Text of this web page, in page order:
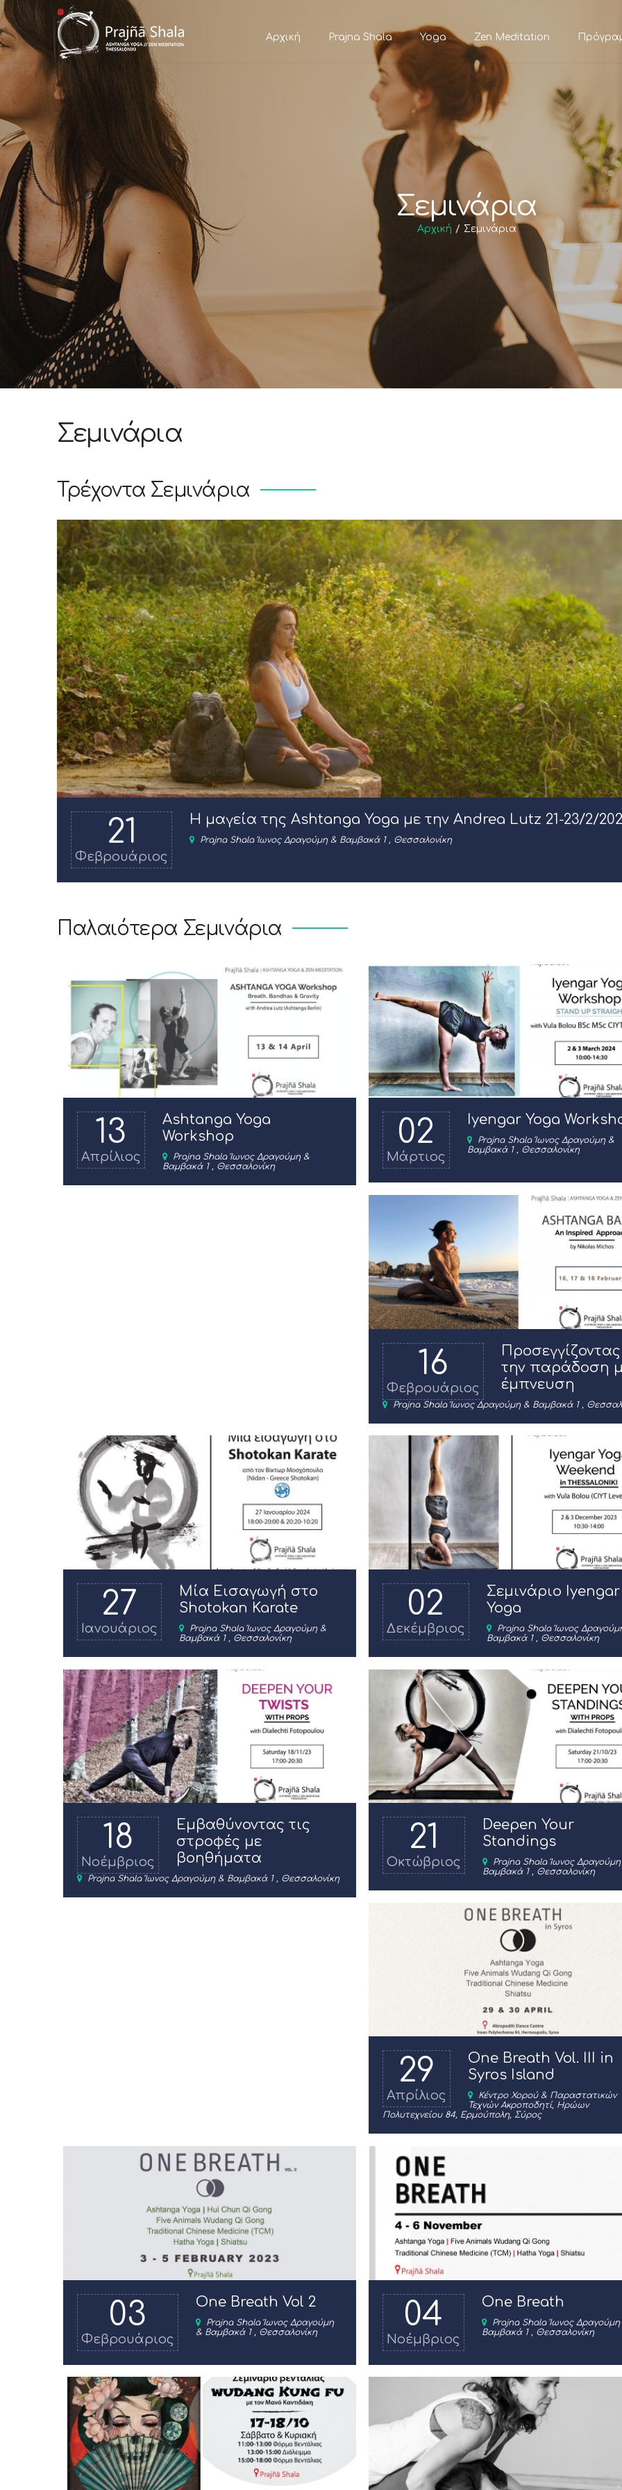
προς το
περιεχόμενο
Αρχική Prajna Shala Yoga Zen Meditation
Σεμινάρια
Αρχική Σεμινάρια
Σεμινάρια
Τρέχοντα Σεμινάρια
21
Φεβρουάριος
Η μαγεία της Ashtanga Yoga με την Andrea Lutz 21-23/2/
Prajna Shala Ίωνος Δραγούμη & Βαμβακά 1 , Θεσσαλονίκη
Παλαιότερα Σεμινάρια
13
Απρίλιος
Ashtanga Yoga
Workshop
Prajna Shala Ίωνος Δραγούμη &
Βαμβακά 1 , Θεσσαλονίκη
02
Μάρτιος
Iyengar Yoga
Prajna Shala Ίωνος Δραγούμη &
Βαμβακά 1 , Θεσσαλονίκη
16
Φεβρουάριος
Προσεγγίζοντας
την παράδοση
έμπνευση
Prajna Shala Ίωνος Δραγούμη & Βαμβακά 1 ,
27
Ιανουάριος
Μία Εισαγωγή στο
Shotokan Karate
Prajna Shala Ίωνος Δραγούμη &
Βαμβακά 1 , Θεσσαλονίκη
02
Δεκέμβριος
Σεμινάριο Iyengar
Yoga
Prajna Shala Ίωνος
Βαμβακά 1 , Θεσσαλονίκη
18
Νοέμβριος
Εμβαθύνοντας τις
στροφές με
βοηθήματα
Prajna Shala Ίωνος Δραγούμη & Βαμβακά 1 , Θεσσαλονίκη
21
Οκτώβριος
Deepen Your
Standings
Prajna Shala Ίωνος
Βαμβακά 1 , Θεσσαλονίκη
29
Απρίλιος
One Breath Vol. III in
Syros Island
Κέντρο Χορού & Παραστατικών
Τεχνών Ακροποδητί, Ηρώων
Πολυτεχνείου 84, Ερμούπολη, Σύρος
03
Φεβρουάριος
One Breath Vol 2
Prajna Shala Ίωνος Δραγούμη
& Βαμβακά 1 , Θεσσαλονίκη
04
Νοέμβριος
One Breath
Prajna Shala Ίωνος Δραγούμη
Βαμβακά 1 , Θεσσαλονίκη